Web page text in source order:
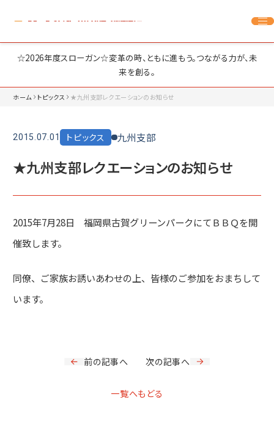
☆2026年度スローガン☆変革の時、ともに進もう。つながる力が、未
来を創る。
ホーム トピックス ★九州支部レクエーションのお知らせ
2015.07.01 トピックス 九州支部
★九州支部レクエーションのお知らせ
2015年7月28日 福岡県古賀グリーンパークにてＢＢＱを開
催致します。
同僚、ご家族お誘いあわせの上、皆様のご参加をおまちして
います。
前の記事へ
一覧へもどる
次の記事へ